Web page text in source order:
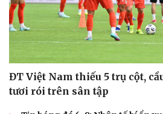
ĐT Việt Nam thiếu 5 trụ cột,
tươi rói trên sân tập